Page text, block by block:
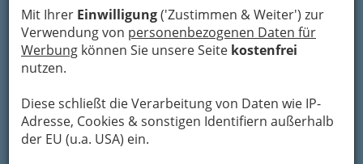
Mit Ihrer Einwilligung('Zustimmen & Weiter') zur
Verwendung von personenbezogenen Daten für
Werbung können Sie unsere Seite kostenfrei
nutzen.
Diese schließt die Verarbeitung von Daten wie IP-
Adresse, Cookies & sonstigen Identifiern außerhalb
der EU (u.a. USA) ein.